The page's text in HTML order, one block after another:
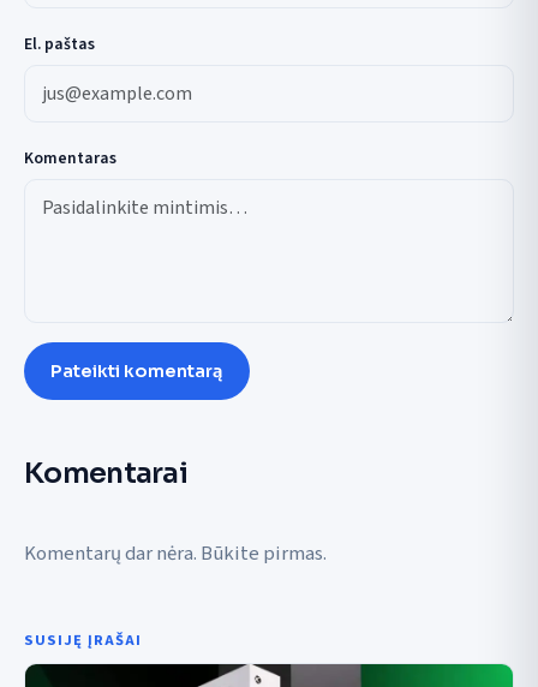
El. paštas
Komentaras
Pateikti komentarą
Komentarai
Komentarų dar nėra. Būkite pirmas.
SUSIJĘ ĮRAŠAI